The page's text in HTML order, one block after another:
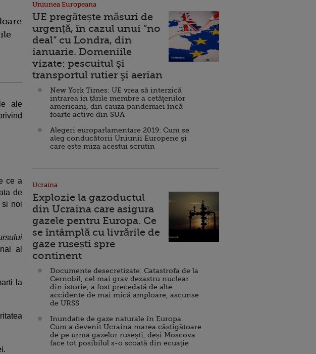
ale
ce a
de
si noi
al
la
Uniunea Europeana
UE pregătește măsuri de
urgență, în cazul unui ”no
deal” cu Londra, din
ianuarie. Domeniile
vizate: pescuitul şi
transportul rutier şi aerian
New York Times: UE vrea să interzică
intrarea în țările membre a cetăţenilor
americani, din cauza pandemiei încă
foarte active din SUA
Alegeri europarlamentare 2019: Cum se
aleg conducătorii Uniunii Europene și
care este miza acestui scrutin
Ucraina
Explozie la gazoductul
din Ucraina care asigura
gazele pentru Europa. Ce
se întâmplă cu livrările de
gaze rusești spre
continent
Documente desecretizate: Catastrofa de la
Cernobîl, cel mai grav dezastru nuclear
din istorie, a fost precedată de alte
accidente de mai mică amploare, ascunse
de URSS
Inundație de gaze naturale în Europa.
Cum a devenit Ucraina marea câștigătoare
de pe urma gazelor rusești, deși Moscova
face tot posibilul s-o scoată din ecuație